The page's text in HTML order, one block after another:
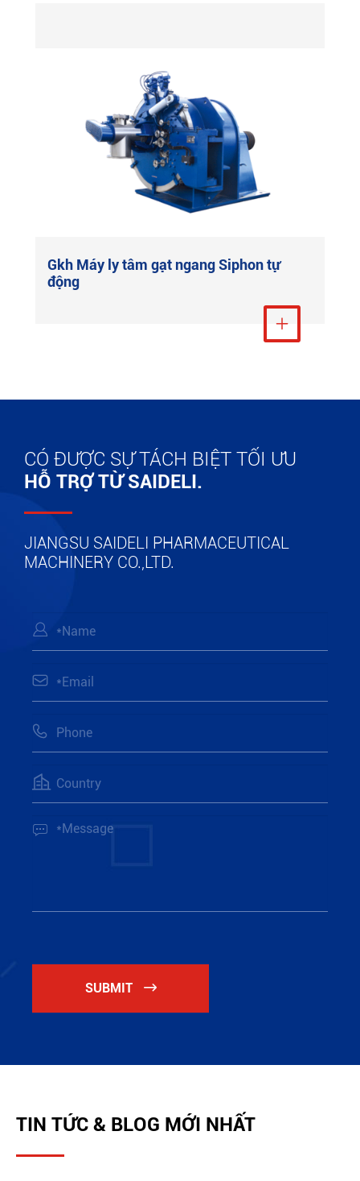
Máy ly tâm xả Nắp Hở toàn bộ nhà ở lbf
Xem thêm

CÓ ĐƯỢC SỰ TÁCH BIỆT TỐI ƯU
HỖ TRỢ TỪ SAIDELI.
JIANGSU SAIDELI PHARMACEUTICAL
MACHINERY CO.,LTD.





SUBMIT 
TIN TỨC & BLOG MỚI NHẤT